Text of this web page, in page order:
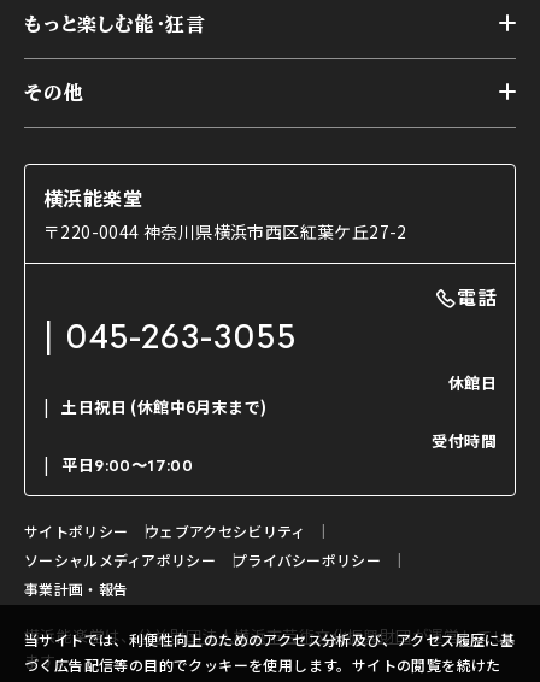
当サイトでは、利便性向上のためのアクセス分析及び、アクセス履歴に基
づく広告配信等の目的でクッキーを使用します。サイトの閲覧を続けた
様々なお客様に向けて
本舞台座席
交通アクセス
アーカイブ
第二舞台
研修室
楽屋
ご利用の流れ
利用料金表
もっと楽しむ能・狂言
能舞台と演じ手
使用する道具
能・狂言の曲目説明
日本の古典芸能
その他
コラム
OTABISHO
チケット購入方法
ご寄附について
よくいただくご質問
お問い合わせ
横浜能楽堂
〒220-0044 神奈川県横浜市西区紅葉ケ丘27-2
電話
045-263-3055
休館日
土日祝日 (休館中6月末まで)
受付時間
平日9:00〜17:00
サイトポリシー
ウェブアクセシビリティ
ソーシャルメディアポリシー
プライバシーポリシー
事業計画・報告
横浜能楽堂は、公益財団法人横浜市芸術文化振興財団が運営してい
ます。